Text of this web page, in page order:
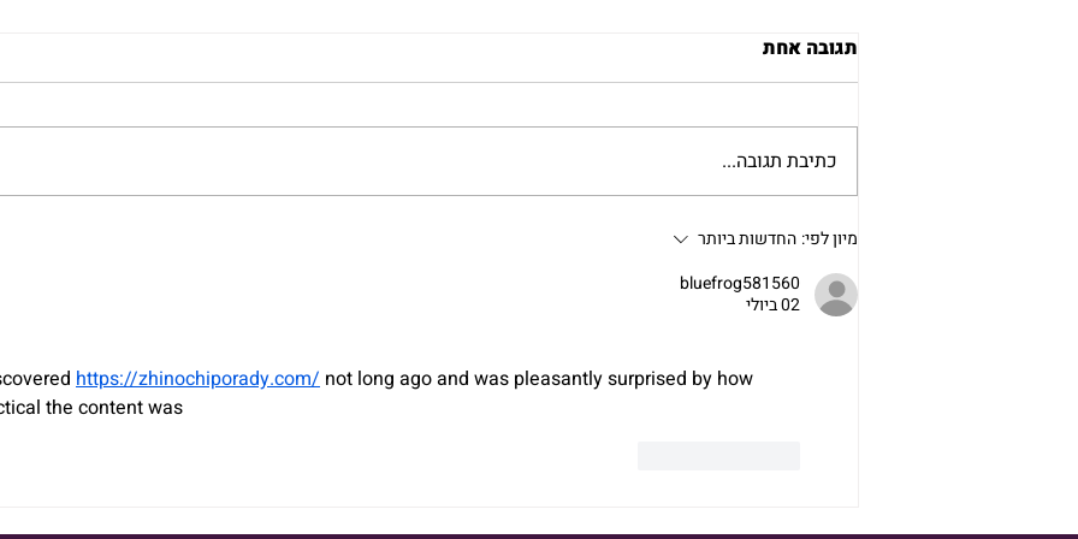
קידום ממומן לעסקים קטנים
ב-2026: המדריך לבחירת
האסטרטגיה המנצחת
תגובה אחת
כתיבת תגובה...
מיון לפי: החדשות ביותר
bluefrog581560
02 ביולי
https://zhinochiporady.com/ not long ago and was pleasantly surprised by how
the content was